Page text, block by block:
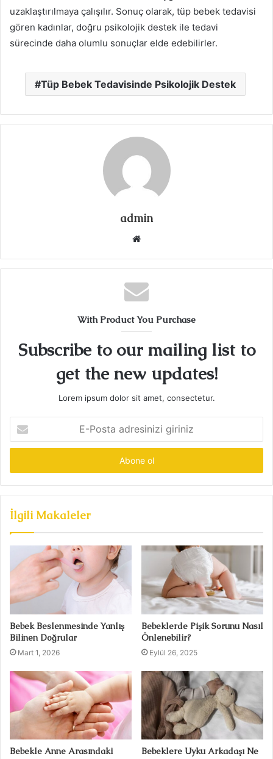
uzaklaştırılmaya çalışılır. Sonuç olarak, tüp bebek tedavisi
gören kadınlar, doğru psikolojik destek ile tedavi
sürecinde daha olumlu sonuçlar elde edebilirler.
Tüp Bebek Tedavisinde Psikolojik Destek
admin
Web
With Product You Purchase
Subscribe to our mailing list to
get the new updates!
Lorem ipsum dolor sit amet, consectetur.
Posta
adresinizi
İlgili Makaleler
Bebek Beslenmesinde Yanlış
Bilinen Doğrular
Mart 1, 2026
Bebeklerde Pişik Sorunu Nasıl
Önlenebilir?
Eylül 26, 2025
Bebekle Anne Arasındaki
Bebeklere Uyku Arkadaşı Ne